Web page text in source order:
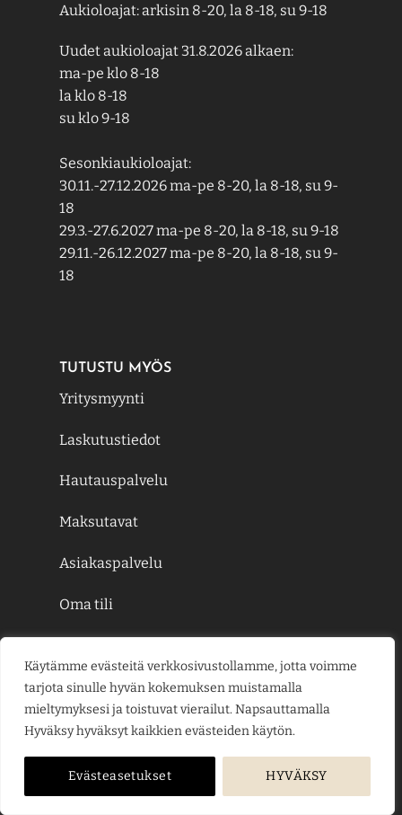
Käytämme evästeitä verkkosivustollamme, jotta voimme
tarjota sinulle hyvän kokemuksen muistamalla
mieltymyksesi ja toistuvat vierailut. Napsauttamalla
Hyväksy hyväksyt kaikkien evästeiden käytön.
Evästeasetukset HYVÄKSY
Aukioloajat: arkisin 8-20, la 8-18, su 9-18
Uudet aukioloajat 31.8.2026 alkaen:
ma-pe klo 8-18
la klo 8-18
su klo 9-18
Sesonkiaukioloajat:
30.11.-27.12.2026 ma-pe 8-20, la 8-18, su 9-
18
29.3.-27.6.2027 ma-pe 8-20, la 8-18, su 9-18
29.11.-26.12.2027 ma-pe 8-20, la 8-18, su 9-
18
TUTUSTU MYÖS
Yritysmyynti
Laskutustiedot
Hautauspalvelu
Maksutavat
Asiakaspalvelu
Oma tili
Rekisteri- ja tietosuojaseloste